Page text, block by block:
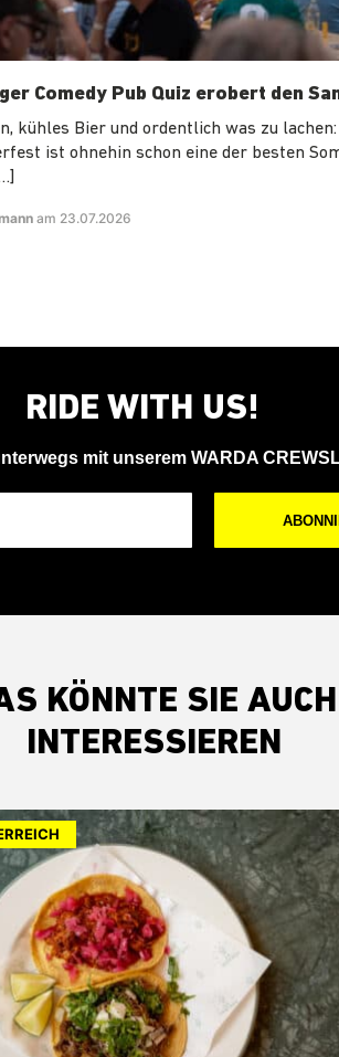
Comedy Pub Quiz erobert den
kühles Bier und ordentlich was zu lachen:
ist ohnehin schon eine der besten
am 23.07.2026
RIDE WITH US!
mit unserem WARDA
KÖNNTE SIE AUCH
INTERESSIEREN